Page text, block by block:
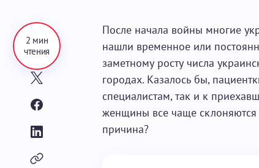
2 мин
чтения
После начала войны многие
нашли временное или
заметному росту числа
городах. Казалось бы,
специалистам, так и к
женщины все чаще склоняются
причина?